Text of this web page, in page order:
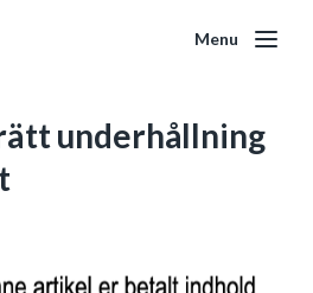
Menu
underhållning